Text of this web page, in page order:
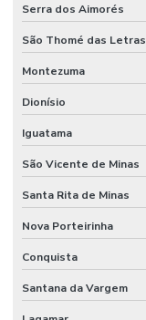
Serra dos Aimorés
São Thomé das Letras
Montezuma
Dionísio
Iguatama
São Vicente de Minas
Santa Rita de Minas
Nova Porteirinha
Conquista
Santana da Vargem